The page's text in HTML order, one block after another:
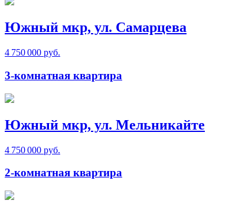
Южный мкр, ул. Самарцева
4 750 000 руб.
3-комнатная квартира
Южный мкр, ул. Мельникайте
4 750 000 руб.
2-комнатная квартира